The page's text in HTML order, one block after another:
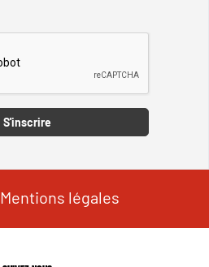
S'inscrire
Mentions légales